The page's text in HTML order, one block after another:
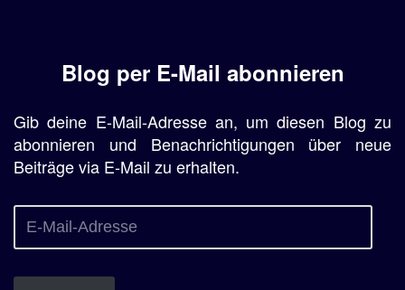
Blog per E-Mail abonnieren
Gib deine E-Mail-Adresse an, um diesen Blog zu
abonnieren und Benachrichtigungen über neue
Beiträge via E-Mail zu erhalten.